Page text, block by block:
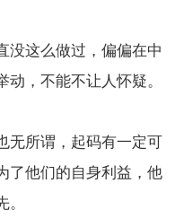
没这么做过，偏偏在中
，不能不让人怀疑。
无所谓，起码有一定可
了他们的自身利益，他